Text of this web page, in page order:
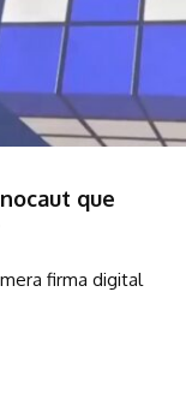
que
firma digital